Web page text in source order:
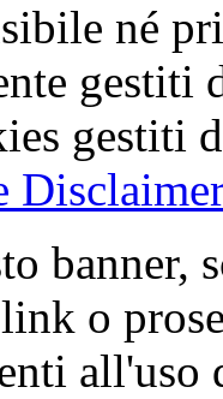
né
gestiti
gestiti
Disclaimer
banner,
o
all'uso